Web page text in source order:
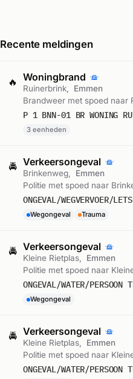
Recente meldingen
🔥 Woningbrand
Ruinerbrink,
Emmen
Brandweer met spoed naar
P 1 BNN-01 BR WONING
3 eenheden
🚔 Verkeersongeval
Brinkenweg,
Emmen
Politie met spoed naar
ONGEVAL/WEGVERVOER/
Wegongeval Trauma
🚔 Verkeersongeval
Kleine Rietplas,
Emmen
Politie met spoed naar
ONGEVAL/WATER/
Wegongeval
🚔 Verkeersongeval
Kleine Rietplas,
Emmen
Politie met spoed naar
ONGEVAL/WATER/